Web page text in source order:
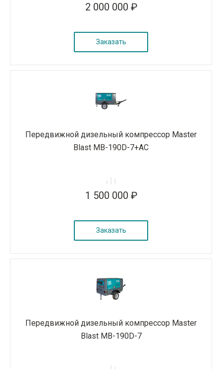
2 000 000 ₽
Заказать
Передвижной дизельный компрессор Master
Blast MB-190D-7+AC
1 500 000 ₽
Заказать
Передвижной дизельный компрессор Master
Blast MB-190D-7